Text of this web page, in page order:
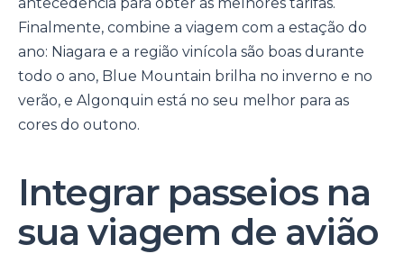
antecedência para obter as melhores tarifas.
Finalmente, combine a viagem com a estação do
ano: Niagara e a região vinícola são boas durante
todo o ano, Blue Mountain brilha no inverno e no
verão, e Algonquin está no seu melhor para as
cores do outono.
Integrar passeios na
sua viagem de avião